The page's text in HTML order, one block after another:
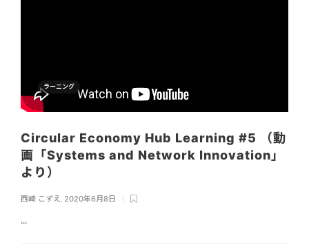
ラーニング
Circular Economy Hub Learning #5 （動
画「Systems and Network Innovation」
より）
西崎 こずえ, 2020年6月8日
...